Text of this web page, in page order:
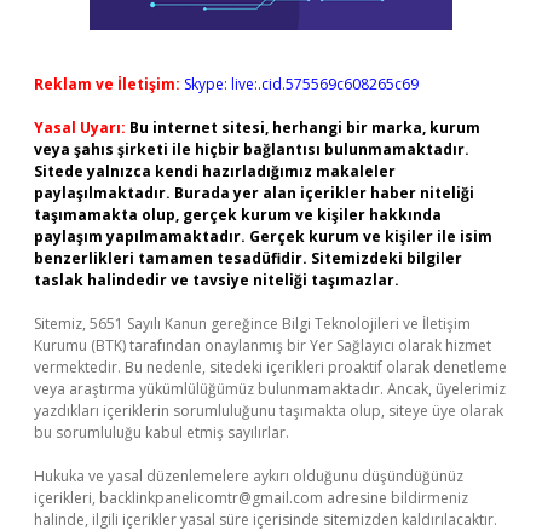
Reklam ve İletişim: Skype: live:.cid.575569c608265c69
Yasal Uyarı: Bu internet sitesi, herhangi bir marka, kurum
veya şahıs şirketi ile hiçbir bağlantısı bulunmamaktadır.
Sitede yalnızca kendi hazırladığımız makaleler
paylaşılmaktadır. Burada yer alan içerikler haber niteliği
taşımamakta olup, gerçek kurum ve kişiler hakkında
paylaşım yapılmamaktadır. Gerçek kurum ve kişiler ile isim
benzerlikleri tamamen tesadüfidir. Sitemizdeki bilgiler
taslak halindedir ve tavsiye niteliği taşımazlar.
Sitemiz, 5651 Sayılı Kanun gereğince Bilgi Teknolojileri ve İletişim
Kurumu (BTK) tarafından onaylanmış bir Yer Sağlayıcı olarak hizmet
vermektedir. Bu nedenle, sitedeki içerikleri proaktif olarak denetleme
veya araştırma yükümlülüğümüz bulunmamaktadır. Ancak, üyelerimiz
yazdıkları içeriklerin sorumluluğunu taşımakta olup, siteye üye olarak
bu sorumluluğu kabul etmiş sayılırlar.
Hukuka ve yasal düzenlemelere aykırı olduğunu düşündüğünüz
içerikleri, backlinkpanelicomtr@gmail.com adresine bildirmeniz
halinde, ilgili içerikler yasal süre içerisinde sitemizden kaldırılacaktır.